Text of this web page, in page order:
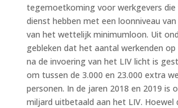
tegemoetkoming voor werkgevers die
dienst hebben met een loonniveau
van het wettelijk minimumloon. Uit
gebleken dat het aantal werkenden
na de invoering van het LIV licht is
om tussen de 3.000 en 23.000 extra
personen. In de jaren 2018 en 2019 is
miljard uitbetaald aan het LIV. Hoewel